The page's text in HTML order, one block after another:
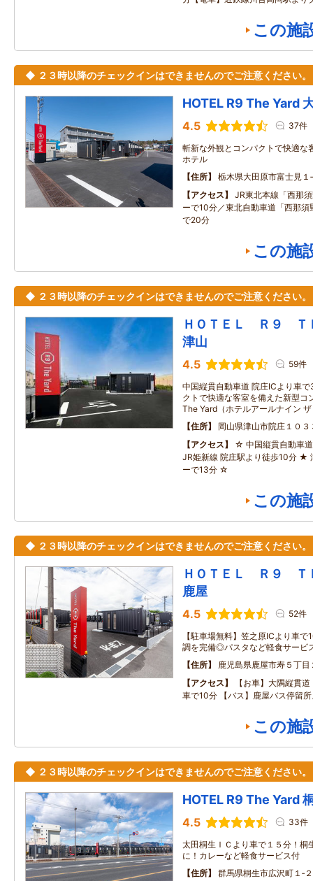
この施
◆ ２３時以降のチェックインはできませんのでご注意ください。
HOTEL R9 The Yard
4.5 37件
斬新な外観とコンパクトで快適な
ホテル
住所
栃木県大田原市富士見１
アクセス
JR東北本線「西那
ーで10分／東北自動車道「西那須
で20分
この施
◆ ２３時以降のチェックインはできませんのでご注意ください。
ＨＯＴＥＬ Ｒ９
津山
4.5 59件
中国縦貫自動車道 院庄ICより車
クトで快適な客室を備えた新型コ
The Yard（ホテルアールナイン
住所
岡山県津山市院庄１０３
アクセス
☆ 中国縦貫自動車
JR姫新線 院庄駅より徒歩10分 ★
ーで13分 ☆
この施
◆ ２３時以降のチェックインはできませんのでご注意ください。
ＨＯＴＥＬ Ｒ９
鹿屋
4.5 52件
【駐車場無料】笠之原ICより車
調を完備◎パスタなど軽食サービ
住所
鹿児島県鹿屋市寿５丁目
アクセス
【お車】大隅縦貫
車で10分 【バス】鹿屋バス停留
この施
◆ ２３時以降のチェックインはできませんのでご注意ください。
HOTEL R9 The Yard
4.5 33件
太田桐生ＩＣより車で１５分！桐
に！カレーなど軽食サービス付
住所
群馬県桐生市広沢町１‐